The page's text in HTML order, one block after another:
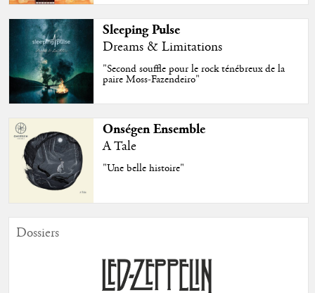
Sleeping Pulse
Dreams & Limitations
"Second souffle pour le rock ténébreux de la
paire Moss-Fazendeiro"
Onségen Ensemble
A Tale
"Une belle histoire"
Dossiers